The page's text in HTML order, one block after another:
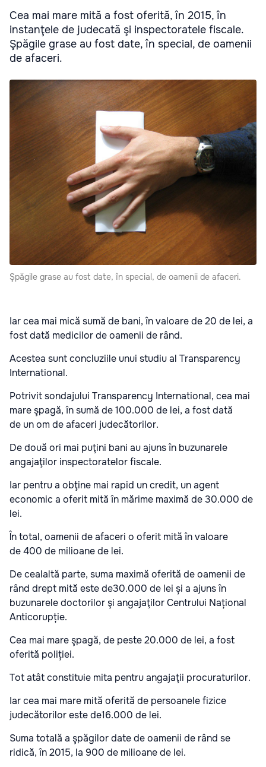
Cea mai mare mită a fost oferită, în 2015, în
instanţele de judecată şi inspectoratele fiscale.
Şpăgile grase au fost date, în special, de oamenii
de afaceri.
Şpăgile grase au fost date, în special, de oamenii de afaceri.
Iar cea mai mică sumă de bani, în valoare de 20 de lei, a
fost dată medicilor de oamenii de rând.
Acestea sunt concluziile unui studiu al Transparency
International.
Potrivit sondajului Transparency International, cea mai
mare şpagă, în sumă de 100.000 de lei, a fost dată
de un om de afaceri judecătorilor.
De două ori mai puţini bani au ajuns în buzunarele
angajaţilor inspectoratelor fiscale.
Iar pentru a obţine mai rapid un credit, un agent
economic a oferit mită în mărime maximă de 30.000 de
lei.
În total, oamenii de afaceri o oferit mită în valoare
de 400 de milioane de lei.
De cealaltă parte, suma maximă oferită de oamenii de
rând drept mită este de30.000 de lei și a ajuns în
buzunarele doctorilor şi angajaţilor Centrului Național
Anticorupție.
Cea mai mare şpagă, de peste 20.000 de lei, a fost
oferită poliției.
Tot atât constituie mita pentru angajaţii procuraturilor.
Iar cea mai mare mită oferită de persoanele fizice
judecătorilor este de16.000 de lei.
Suma totală a şpăgilor date de oamenii de rând se
ridică, în 2015, la 900 de milioane de lei.